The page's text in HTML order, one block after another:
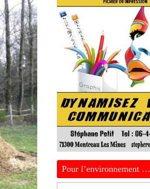
Pour l’environnement …